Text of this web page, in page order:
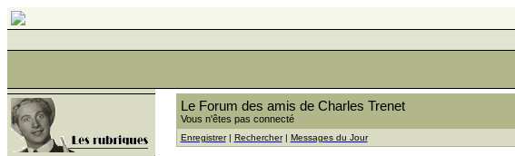
Le Forum des amis de Charles Trenet
Vous n'êtes pas connecté
Enregistrer| Rechercher| Messages du Jour